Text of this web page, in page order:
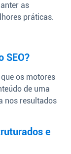
as
práticas.
SEO?
os motores
de uma
nos resultados
e